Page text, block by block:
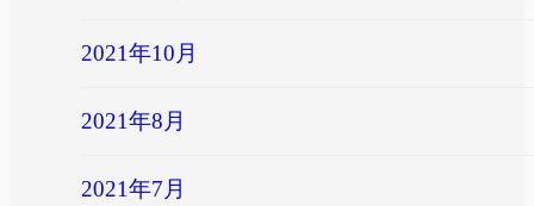
2021年10月
2021年8月
2021年7月